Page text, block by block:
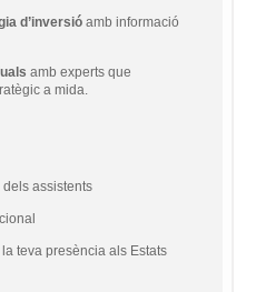
d’inversióamb informació
amb experts que
a mida.
assistents
teva presència als Estats